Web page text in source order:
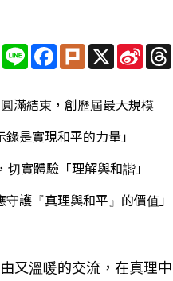
Line Facebook
PlurkX Sina
滿結束，創歷屆最大規模
是實現和平的力量」
實體驗「理解與和諧」
護『真理與和平』的價值」
又溫暖的交流，在真理中